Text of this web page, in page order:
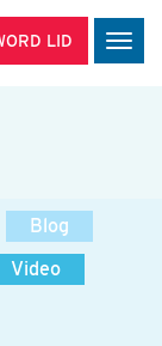
LID
Blog
Video